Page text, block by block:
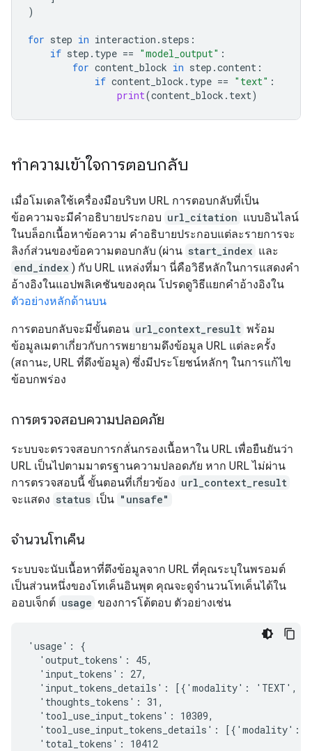
)
for step in interaction . steps :
if step . type == "model_output" :
for content_block in step .content :
if content_block . type == "text" :
print(content_block . text)
ทำความเข้าใจการตอบกลับ
เมื่อโมเดลใช้เครื่องมือบริบท URL การตอบกลับที่เป็น
ข้อความจะมีคำอธิบายประกอบ url_citation แบบอินไลน์
ในบล็อกเนื้อหาข้อความ คำอธิบายประกอบแต่ละรายการจะ
ลิงก์ส่วนของข้อความตอบกลับ (ผ่าน start_index และ
end_index ) กับ URL แหล่งที่มา นี่คือวิธีหลักในการแสดงคำ
อ้างอิงในแอปพลิเคชันของคุณ โปรดดูวิธีแยกคำอ้างอิงใน
ตัวอย่างหลักด้านบน
การตอบกลับจะมีขั้นตอน url_context_result พร้อม
ข้อมูลเมตาเกี่ยวกับการพยายามดึงข้อมูล URL แต่ละครั้ง
(สถานะ, URL ที่ดึงข้อมูล) ซึ่งมีประโยชน์หลักๆ ในการแก้ไข
ข้อบกพร่อง
การตรวจสอบความปลอดภัย
ระบบจะตรวจสอบการกลั่นกรองเนื้อหาใน URL เพื่อยืนยันว่า
URL เป็นไปตามมาตรฐานความปลอดภัย หาก URL ไม่ผ่าน
การตรวจสอบนี้ ขั้นตอนที่เกี่ยวข้อง url_context_result
จะแสดง status เป็น "unsafe"
จำนวนโทเค็น
ระบบจะนับเนื้อหาที่ดึงข้อมูลจาก URL ที่คุณระบุในพรอมต์
เป็นส่วนหนึ่งของโทเค็นอินพุต คุณจะดูจำนวนโทเค็นได้ใน
ออบเจ็กต์ usage ของการโต้ตอบ ตัวอย่างเช่น
'usage': {
  'output_tokens': 45,
  'input_tokens': 27,
'input_tokens_details': [{'modality': 'TEXT',
  'thoughts_tokens': 31,
  'tool_use_input_tokens': 10309,
'tool_use_input_tokens_details': [{'modality':
  'total_tokens': 10412